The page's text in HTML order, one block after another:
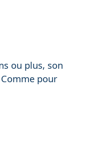
ou plus, son
pour